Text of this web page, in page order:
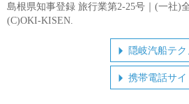
島根県知事登録 旅行業第2-25号｜(一社)
(C)OKI-KISEN.
隠岐汽船テ
携帯電話サ